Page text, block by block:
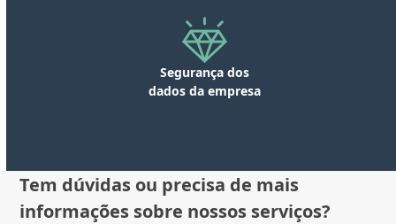
Segurança dos
dados da empresa
Tem dúvidas ou precisa de mais
informações sobre nossos serviços?